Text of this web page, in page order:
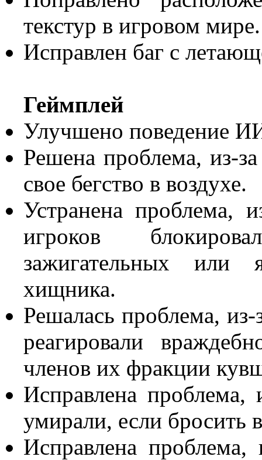
текстур в игровом мире.
Исправлен баг с
Геймплей
Улучшено поведение
Решена проблема, из-
свое бегство в воздухе.
Устранена проблема,
игроков
зажигательных
хищника.
Решалась проблема,
реагировали
членов их фракции
Исправлена проблема,
умирали, если бросить
Исправлена